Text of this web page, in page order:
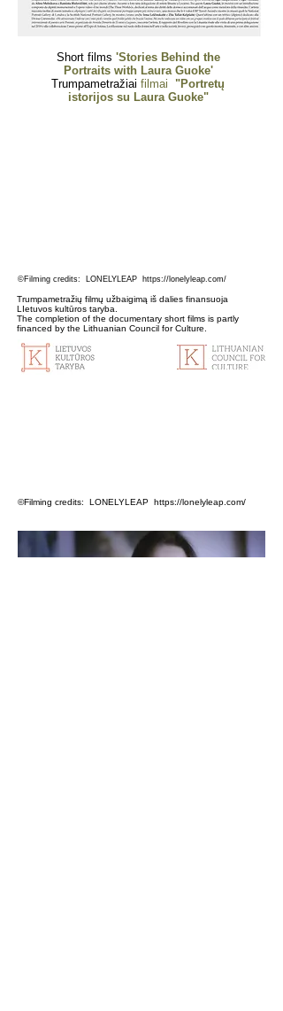
Short films 'Stories Behind the
Portraits with Laura Guoke'
Trumpametražiai filmai
"Portretų
istorijos su Laura Guoke"
©Filming credits: LONELYLEAP https://lonelyleap.com/
Trumpametražių filmų užbaigimą iš dalies finansuoja
LIetuvos kultūros taryba.
The completion of the documentary short films is partly
financed by the Lithuanian Council for Culture.
©Filming credits: LONELYLEAP https://lonelyleap.com/